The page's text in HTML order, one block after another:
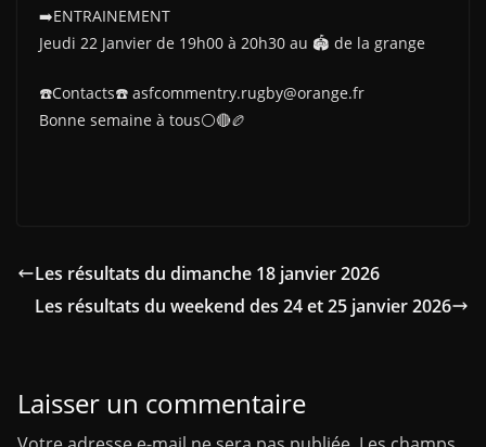
➡️ENTRAINEMENT
Jeudi 22 Janvier de 19h00 à 20h30 au 🏟 de la grange
☎️Contacts☎️ asfcommentry.rugby@orange.fr
Bonne semaine à tous⚪️🔴🏉
Les résultats du dimanche 18 janvier 2026
Les résultats du weekend des 24 et 25 janvier 2026
Laisser un commentaire